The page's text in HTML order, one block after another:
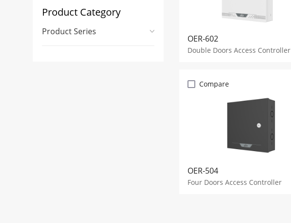
Product Category
Product Series
OER-602
Double Doors Access Controller
Compare
OER-504
Four Doors Access Controller